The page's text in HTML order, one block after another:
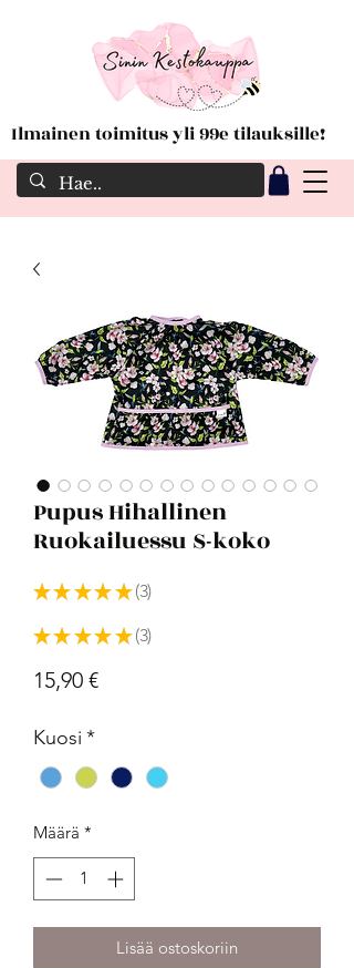
Ilmainen toimitus yli 99e tilauksille!
Pupus Hihallinen
Ruokailuessu S-koko
★ ★ ★ ★ ★ 3
3
★ ★ ★ ★ ★ 3
3
15,90 €Hinta
Kuosi *
Määrä *
Lisää ostoskoriin